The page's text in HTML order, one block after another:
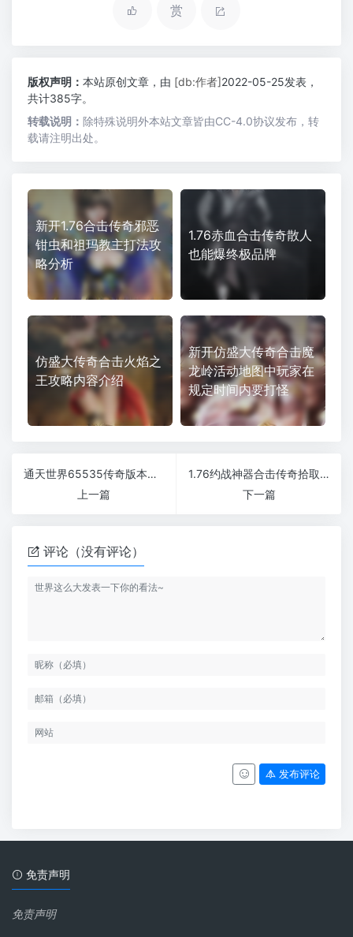
赏
版权声明： 本站原创文章，由 [db:作者]2022-05-25发表，
共计385字。
转载说明： 除特殊说明外本站文章皆由CC-4.0协议发布，转
载请注明出处。
新开1.76合击传奇邪恶
钳虫和祖玛教主打法攻
略分析
1.76赤血合击传奇散人
也能爆终极品牌
仿盛大传奇合击火焰之
王攻略内容介绍
新开仿盛大传奇合击魔
龙岭活动地图中玩家在
规定时间内要打怪
通天世界65535传奇版本散人小资土豪都能爽
上一篇
1.76约战神器合击传奇拾取鉴定玩法多样版本
下一篇
评论（没有评论）
发布评论
免责声明
免责声明